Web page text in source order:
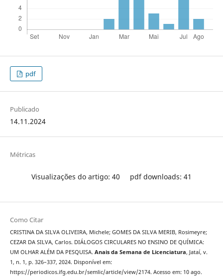
pdf
Publicado
14.11.2024
Métricas
Visualizações do artigo: 40 pdf downloads: 41
Como Citar
CRISTINA DA SILVA OLIVEIRA, Michele; GOMES DA SILVA MERIB, Rosimeyre;
CEZAR DA SILVA, Carlos. DIÁLOGOS CIRCULARES NO ENSINO DE QUÍMICA:
UM OLHAR ALÉM DA PESQUISA. Anais da Semana de Licenciatura, Jataí, v.
1, n. 1, p. 326–337, 2024. Disponível em:
https://periodicos.ifg.edu.br/semlic/article/view/2174. Acesso em: 10 ago.